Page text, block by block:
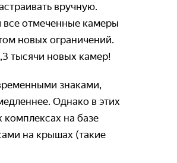
вручную.
все отмеченные камеры
новых ограничений.
тысячи новых камер!
знаками,
Однако в этих
на базе
на крышах (такие